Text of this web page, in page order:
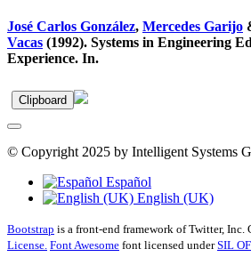
José Carlos González, Mercedes Garijo
Vacas (1992). Systems in Engineering
Experience. In.
Clipboard
© Copyright 2025 by Intelligent Systems
Español
English (UK)
Bootstrap is a front-end framework of Twitter, Inc.
License. Font Awesome font licensed underSIL